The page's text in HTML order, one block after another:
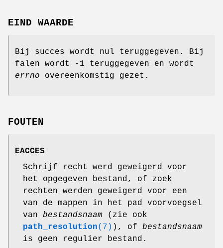
EIND WAARDE
Bij succes wordt nul teruggegeven. Bij
falen wordt -1 teruggegeven en wordt
errno overeenkomstig gezet.
FOUTEN
EACCES
Schrijf recht werd geweigerd voor
het opgegeven bestand, of zoek
rechten werden geweigerd voor een
van de mappen in het pad voorvoegsel
van bestandsnaam (zie ook
path_resolution(7) ), of bestandsnaam
is geen regulier bestand.